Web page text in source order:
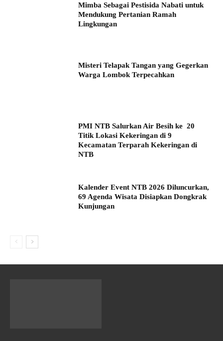
Mimba Sebagai Pestisida Nabati untuk
Mendukung Pertanian Ramah
Lingkungan
Misteri Telapak Tangan yang Gegerkan
Warga Lombok Terpecahkan
PMI NTB Salurkan Air Besih ke 20
Titik Lokasi Kekeringan di 9
Kecamatan Terparah Kekeringan di
NTB
Kalender Event NTB 2026 Diluncurkan,
69 Agenda Wisata Disiapkan Dongkrak
Kunjungan